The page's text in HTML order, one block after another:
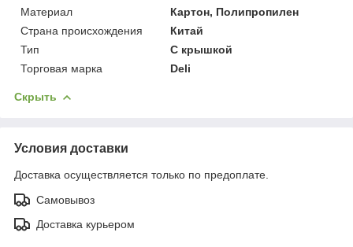
Материал
Картон, Полипропилен
Страна происхождения
Китай
Тип
С крышкой
Торговая марка
Deli
Скрыть
Условия доставки
Доставка осуществляется только по предоплате.
Самовывоз
Доставка курьером